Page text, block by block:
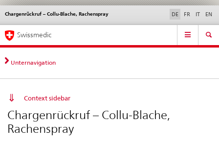
Direktnavigation
News,
Rechtsgrundlagen,
Kontakt
News & Updates Kontakt | Support & Hilfe
Chargenrückruf – Collu-Blache, Rachenspray
Sprachwahl DE FR IT EN
Service
Hauptnavigation
Swissmedic
Unternavigation
Context sidebar
Chargenrückruf – Collu-Blache,
Rachenspray